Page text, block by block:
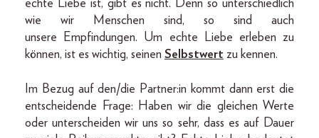
echte Liebe ist, gibt es nicht. Denn so unterschiedlich
wie wir Menschen sind, so sind auch
unsere Empfindungen. Um echte Liebe erleben zu
können, ist es wichtig, seinen Selbstwert zu kennen.
Im Bezug auf den/die Partner:in kommt dann erst die
entscheidende Frage: Haben wir die gleichen Werte
oder unterscheiden wir uns so sehr, dass es auf Dauer